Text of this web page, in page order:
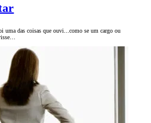
uma das coisas que ouvi...como se um cargo ou